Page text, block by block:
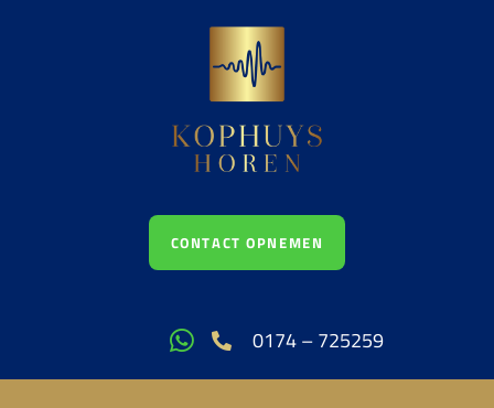
CONTACT OPNEMEN
0174 – 725259